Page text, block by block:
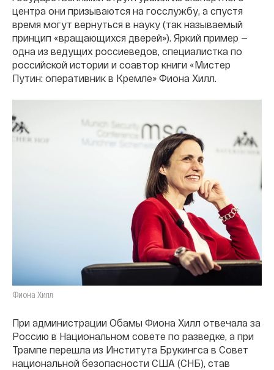
центра они призываются на госслужбу, а спустя
время могут вернуться в науку (так называемый
принцип «вращающихся дверей»). Яркий пример —
одна из ведущих россиеведов, специалистка по
российской истории и соавтор книги «Мистер
Путин: оперативник в Кремле» Фиона Хилл.
Фиона Хилл
При администрации Обамы Фиона Хилл отвечала за
Россию в Национальном совете по разведке, а при
Трампе перешла из Института Брукингса в Совет
национальной безопасности США (СНБ), став